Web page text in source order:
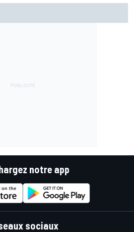
notre app
sociaux